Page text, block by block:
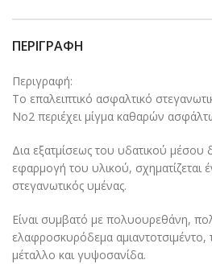
ΠΕΡΙΓΡΑΦΉ
Περιγραφή:
Τo επαλειπτικό ασφαλτικό
Νο2 περιέχει μίγμα καθαρών
Δια εξατμίσεως του υδατικού μέσου
εφαρμογή του υλικού, σχηματίζεται
στεγανωτικός υμένας.
Είναι συμβατό με πολυουρεθάνη,
ελαφροσκυρόδεμα
μέταλλο και γυψοσανίδα.